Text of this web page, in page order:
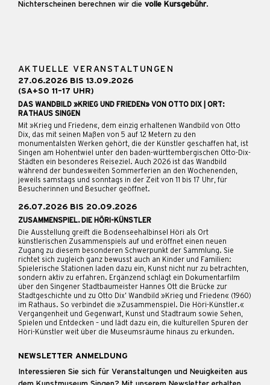
Nichterscheinen berechnen wir die volle Kursgebühr.
AKTUELLE VERANSTALTUNGEN
27.06.2026 BIS 13.09.2026
(SA+SO 11–17 UHR)
DAS WANDBILD »KRIEG UND FRIEDEN» VON OTTO DIX | ORT:
RATHAUS SINGEN
Mit »Krieg und Frieden«, dem einzig erhaltenen Wandbild von Otto
Dix, das mit seinen Maßen von 5 auf 12 Metern zu den
monumentalsten Werken gehört, die der Künstler geschaffen hat, ist
Singen am Hohentwiel unter den baden-württembergischen Otto-Dix-
Städten ein besonderes Reiseziel. Auch 2026 ist das Wandbild
während der bundesweiten Sommerferien an den Wochenenden,
jeweils samstags und sonntags in der Zeit von 11 bis 17 Uhr, für
Besucherinnen und Besucher geöffnet.
26.07.2026 BIS 20.09.2026
ZUSAMMENSPIEL. DIE HÖRI-KÜNSTLER
Die Ausstellung greift die Bodenseehalbinsel Höri als Ort
künstlerischen Zusammenspiels auf und eröffnet einen neuen
Zugang zu diesem besonderen Schwerpunkt der Sammlung. Sie
richtet sich zugleich ganz bewusst auch an Kinder und Familien:
Spielerische Stationen laden dazu ein, Kunst nicht nur zu betrachten,
sondern aktiv zu erfahren. Ergänzend schlägt ein Dokumentarfilm
über den Singener Stadtbaumeister Hannes Ott die Brücke zur
Stadtgeschichte und zu Otto Dix’ Wandbild »Krieg und Frieden« (1960)
im Rathaus. So verbindet die »Zusammenspiel. Die Höri-Künstler.«
Vergangenheit und Gegenwart, Kunst und Stadtraum sowie Sehen,
Spielen und Entdecken – und lädt dazu ein, die kulturellen Spuren der
Höri-Künstler weit über die Museumsräume hinaus zu erkunden.
NEWSLETTER ANMELDUNG
Interessieren Sie sich für Veranstaltungen und Neuigkeiten aus